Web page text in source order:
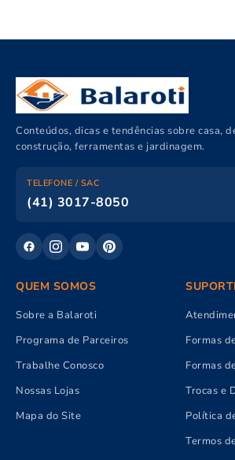
Conteúdos, dicas e tendências sobre casa,
construção, ferramentas e jardinagem.
TELEFONE / SAC
(41) 3017-8050
QUEM SOMOS
Sobre a Balaroti
Programa de Parceiros
Trabalhe Conosco
Nossas Lojas
Mapa do Site
Formas
Formas
Trocas e
Política
Termos